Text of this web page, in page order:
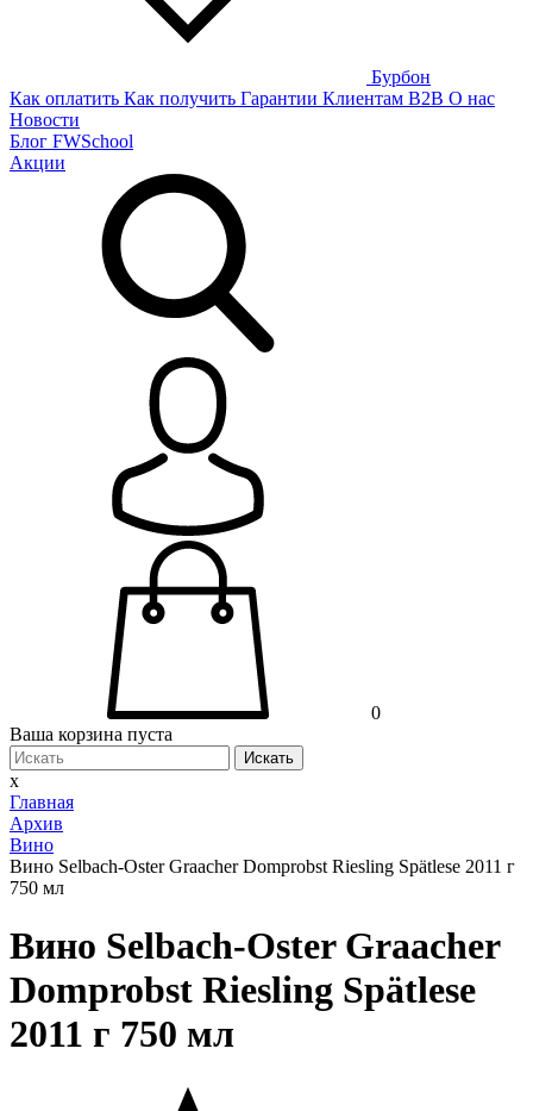
Бурбон
Как оплатить Как получить Гарантии Клиентам B2B О нас
Новости
Блог FWSchool
Акции
0
Ваша корзина пуста
Искать
x
Главная
Архив
Вино
Вино Selbach-Oster Graacher Domprobst Riesling Spätlese 2011 г
750 мл
Вино Selbach-Oster Graacher
Domprobst Riesling Spätlese
2011 г 750 мл